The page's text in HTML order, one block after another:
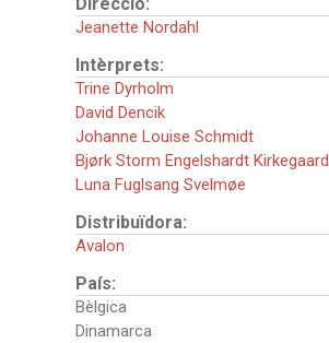
Jeanette Nordahl
Intèrprets:
Trine Dyrholm
David Dencik
Johanne Louise Schmidt
Bjørk Storm Engelshardt Kirkegaard
Luna Fuglsang Svelmøe
Distribuïdora:
Avalon
País:
Bèlgica
Dinamarca